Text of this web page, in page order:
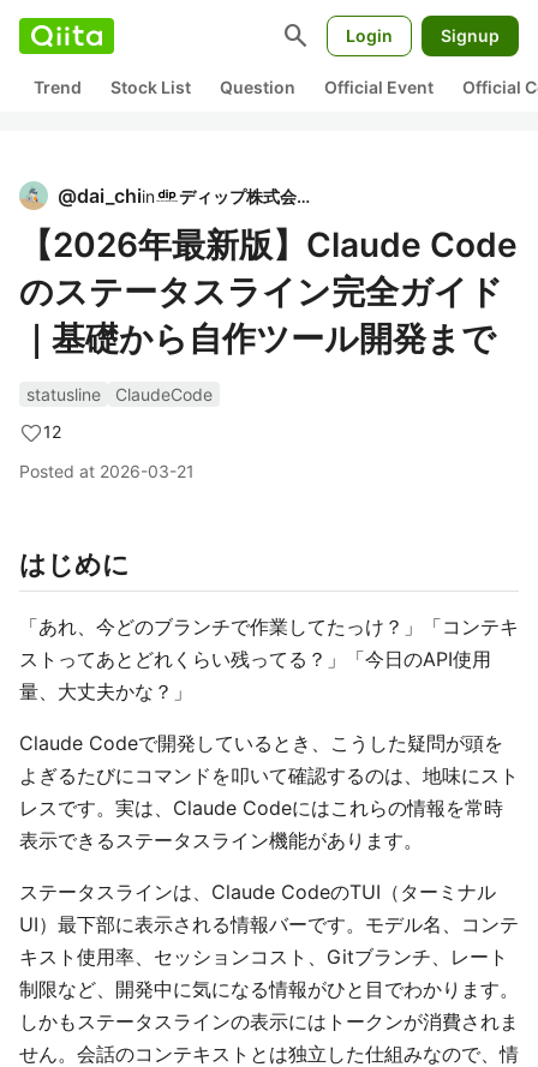
search Login Signup
Trend Stock List Question Official Event Official
@dai_chiin ディップ株式会社
【2026年最新版】Claude Code
のステータスライン完全ガイド
｜基礎から自作ツール開発まで
statusline
ClaudeCode
12
Posted at 2026-03-21
はじめに
「あれ、今どのブランチで作業してたっけ？」「コンテキ
ストってあとどれくらい残ってる？」「今日のAPI使用
量、大丈夫かな？」
Claude Codeで開発しているとき、こうした疑問が頭を
よぎるたびにコマンドを叩いて確認するのは、地味にスト
レスです。実は、Claude Codeにはこれらの情報を常時
表示できるステータスライン機能があります。
ステータスラインは、Claude CodeのTUI（ターミナル
UI）最下部に表示される情報バーです。モデル名、コンテ
キスト使用率、セッションコスト、Gitブランチ、レート
制限など、開発中に気になる情報がひと目でわかります。
しかもステータスラインの表示にはトークンが消費されま
せん。会話のコンテキストとは独立した仕組みなので、情